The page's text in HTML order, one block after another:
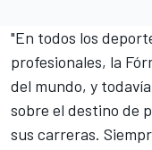
"En todos los
profesionales, la
del mundo, y
sobre el destino de
sus carreras.